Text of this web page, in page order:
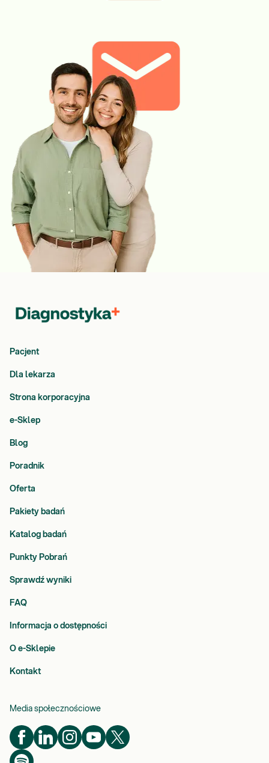
Pacjent
Dla lekarza
Strona korporacyjna
e-Sklep
Blog
Poradnik
Oferta
Pakiety badań
Katalog badań
Punkty Pobrań
Sprawdź wyniki
FAQ
Informacja o dostępności
O e-Sklepie
Kontakt
Media społecznościowe